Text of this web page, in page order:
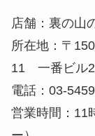
店舗：裏の山
所在地：〒
11 一番ビル
電話：03-
営業時間：11